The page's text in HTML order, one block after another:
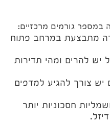
במספר גורמים מרכזיים:
מתבצעת במרחב פתוח
יש להרים ומהי תדירות
יש צורך להגיע למדפים
חסכוניות יותר